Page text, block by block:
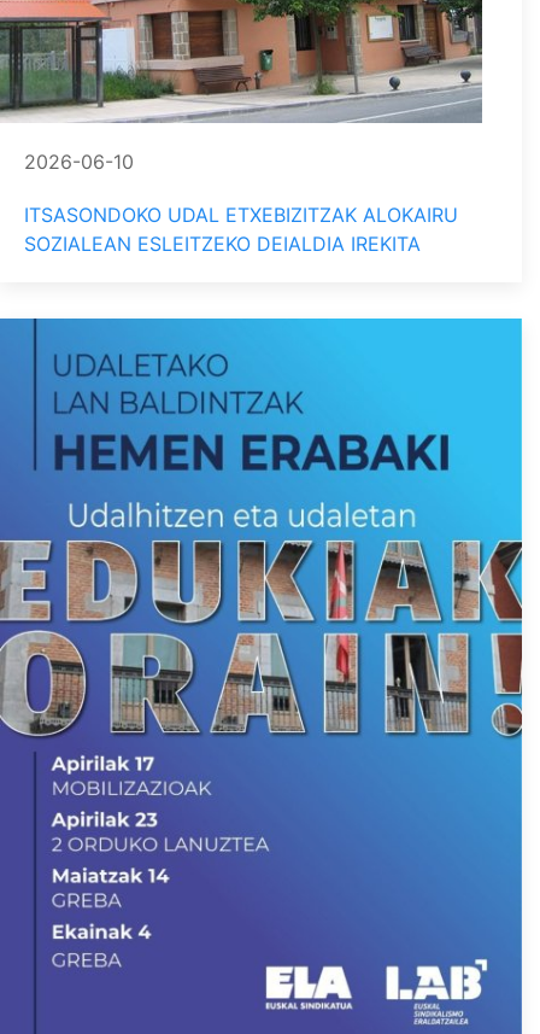
2026-06-10
ITSASONDOKO UDAL ETXEBIZITZAK ALOKAIRU
SOZIALEAN ESLEITZEKO DEIALDIA IREKITA